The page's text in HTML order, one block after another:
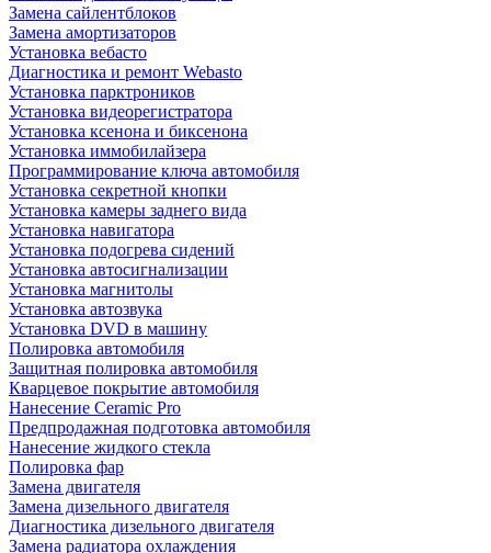
Замена сайлентблоков
Замена амортизаторов
Установка вебасто
Диагностика и ремонт Webasto
Установка парктроников
Установка видеорегистратора
Установка ксенона и биксенона
Установка иммобилайзера
Программирование ключа автомобиля
Установка секретной кнопки
Установка камеры заднего вида
Установка навигатора
Установка подогрева сидений
Установка автосигнализации
Установка магнитолы
Установка автозвука
Установка DVD в машину
Полировка автомобиля
Защитная полировка автомобиля
Кварцевое покрытие автомобиля
Нанесение Ceramic Pro
Предпродажная подготовка автомобиля
Нанесение жидкого стекла
Полировка фар
Замена двигателя
Замена дизельного двигателя
Диагностика дизельного двигателя
Замена радиатора охлаждения